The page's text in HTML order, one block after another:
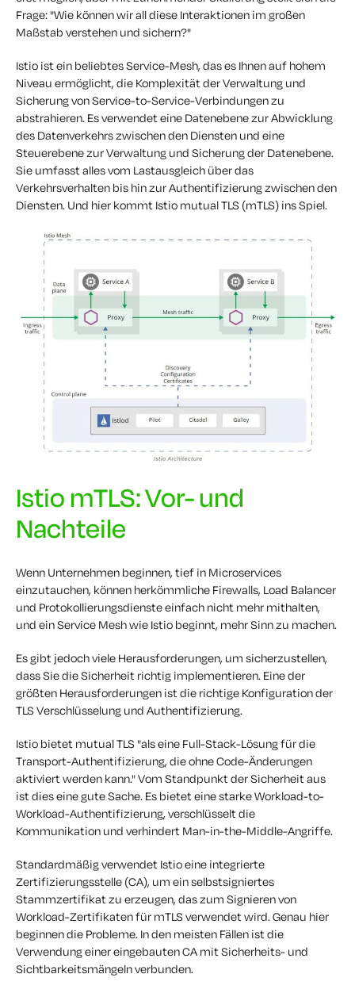
Frage: "Wie können wir all diese Interaktionen im großen
Maßstab verstehen und sichern?"
Istio ist ein beliebtes Service-Mesh, das es Ihnen auf hohem
Niveau ermöglicht, die Komplexität der Verwaltung und
Sicherung von Service-to-Service-Verbindungen zu
abstrahieren. Es verwendet eine Datenebene zur Abwicklung
des Datenverkehrs zwischen den Diensten und eine
Steuerebene zur Verwaltung und Sicherung der Datenebene.
Sie umfasst alles vom Lastausgleich über das
Verkehrsverhalten bis hin zur Authentifizierung zwischen den
Diensten. Und hier kommt Istio mutual TLS (mTLS) ins Spiel.
Istio mTLS: Vor- und
Nachteile
Wenn Unternehmen beginnen, tief in Microservices
einzutauchen, können herkömmliche Firewalls, Load Balancer
und Protokollierungsdienste einfach nicht mehr mithalten,
und ein Service Mesh wie Istio beginnt, mehr Sinn zu machen.
Es gibt jedoch viele Herausforderungen, um sicherzustellen,
dass Sie die Sicherheit richtig implementieren. Eine der
größten Herausforderungen ist die richtige Konfiguration der
TLS Verschlüsselung und Authentifizierung.
Istio bietet mutual TLS "als eine Full-Stack-Lösung für die
Transport-Authentifizierung, die ohne Code-Änderungen
aktiviert werden kann." Vom Standpunkt der Sicherheit aus
ist dies eine gute Sache. Es bietet eine starke Workload-to-
Workload-Authentifizierung, verschlüsselt die
Kommunikation und verhindert Man-in-the-Middle-Angriffe.
Standardmäßig verwendet Istio eine integrierte
Zertifizierungsstelle (CA), um ein selbstsigniertes
Stammzertifikat zu erzeugen, das zum Signieren von
Workload-Zertifikaten für mTLS verwendet wird. Genau hier
beginnen die Probleme. In den meisten Fällen ist die
Verwendung einer eingebauten CA mit Sicherheits- und
Sichtbarkeitsmängeln verbunden.